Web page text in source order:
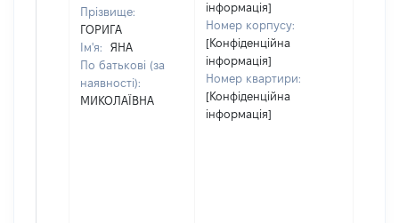
Прізвище:
ГОРИГА
Ім'я:
ЯНА
По батькові (за
наявності):
МИКОЛАЇВНА
інформація]
Номер корпусу:
[Конфіденційна
інформація]
Номер квартири:
[Конфіденційна
інформація]